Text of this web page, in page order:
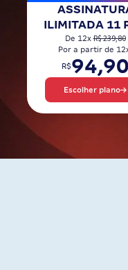
ILIMITADA 11
De 12xR$ 239,80
Por a partir de
R$94,90
Escolher plano
Questões grátis
Conteúdo gratuito